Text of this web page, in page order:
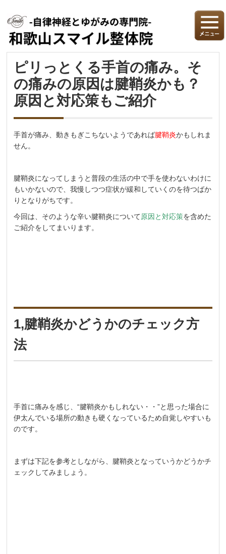
ピリっとくる手首の痛み。そ
の痛みの原因は腱鞘炎かも？
原因と対応策もご紹介
手首が痛み、動きもぎこちないようであれば腱鞘炎かもしれま
せん。
腱鞘炎になってしまうと普段の生活の中で手を使わないわけに
もいかないので、我慢しつつ症状が緩和していくのを待つばか
りとなりがちです。
今回は、そのような辛い腱鞘炎について原因と対応策を含めた
ご紹介をしてまいります。
1,腱鞘炎かどうかのチェック方
法
手首に痛みを感じ、“腱鞘炎かもしれない・・”と思った場合に
伊太んでいる場所の動きも硬くなっているため自覚しやすいも
のです。
まずは下記を参考としながら、腱鞘炎となっていうかどうかチ
ェックしてみましょう。